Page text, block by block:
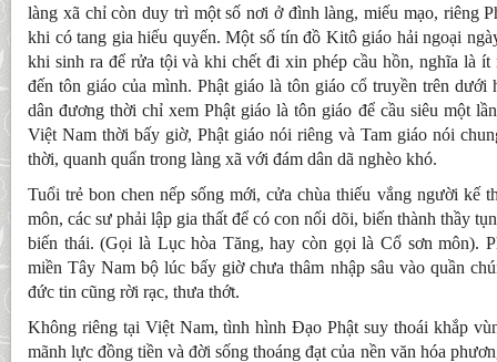
làng xã chỉ còn duy trì một số nơi ở đình làng, miếu mạo, riêng
khi có tang gia hiếu quyến. Một số tín đồ Kitô giáo hải ngoại
khi sinh ra để rửa tội và khi chết đi xin phép cầu hồn, nghĩa là
đến tôn giáo của mình. Phật giáo là tôn giáo cổ truyền trên dưới
dân đương thời chỉ xem Phật giáo là tôn giáo để cầu siêu một
Việt Nam thời bấy giờ, Phật giáo nói riêng và Tam giáo nói
thời, quanh quẩn trong làng xã với đám dân dã nghèo khó.
Tuổi trẻ bon chen nếp sống mới, cửa chùa thiếu vắng người kế
môn, các sư phải lập gia thất để có con nối dõi, biến thành thầy
biến thái. (Gọi là Lục hòa Tăng, hay còn gọi là Cổ sơn môn).
miền Tây Nam bộ lúc bấy giờ chưa thâm nhập sâu vào quần
đức tin cũng rời rạc, thưa thớt.
Không riêng tại Việt Nam, tình hình Đạo Phật suy thoái khắp
mãnh lực đồng tiền và đời sống thoáng đạt của nền văn hóa